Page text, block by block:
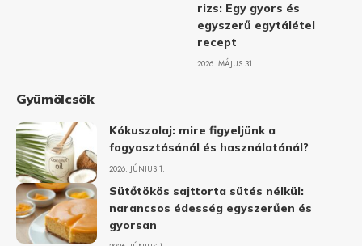
rizs: Egy gyors és
egyszerű egytálétel
recept
2026. MÁJUS 31.
Gyümölcsök
Kókuszolaj: mire figyeljünk a
fogyasztásánál és használatánál?
2026. JÚNIUS 1.
Sütőtökös sajttorta sütés nélkül:
narancsos édesség egyszerűen és
gyorsan